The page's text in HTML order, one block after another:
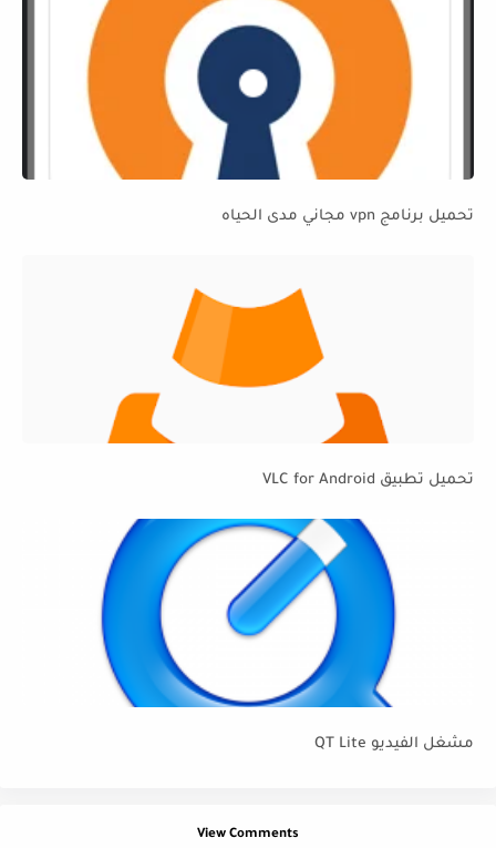
تحميل برنامج vpn مجاني مدى الحياه
تحميل تطبيق VLC for Android
مشغل الفيديو QT Lite
View Comments